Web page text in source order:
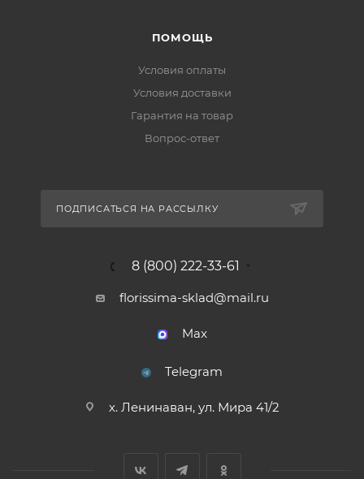
ПОМОЩЬ
Условия оплаты
Условия доставки
Гарантия на товар
Вопрос-ответ
ПОДПИСАТЬСЯ НА РАССЫЛКУ
8 (800) 222-33-61
florissima-sklad@mail.ru
Max
Telegram
х. Ленинаван, ул. Мира 41/2